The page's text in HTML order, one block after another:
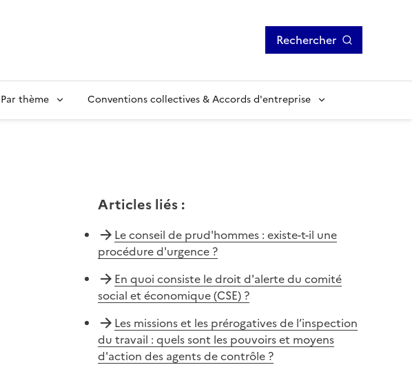
Rechercher
Par thème Conventions collectives & Accords d'entreprise
Articles liés:
Le conseil de prud'hommes : existe-t-il une
procédure d'urgence ?
En quoi consiste le droit d'alerte du comité
social et économique (CSE) ?
Les missions et les prérogatives de l’inspection
du travail : quels sont les pouvoirs et moyens
d'action des agents de contrôle ?